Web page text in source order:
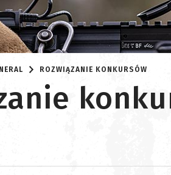
ROZWIĄZANIE KONKURSÓW